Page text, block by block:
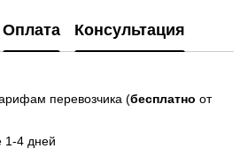
Оплата Консультация
перевозчика (бесплатно от
1-4 дней